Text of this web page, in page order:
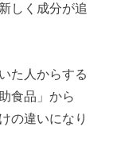
しく成分が追
た人からする
食品」から
の違いになり